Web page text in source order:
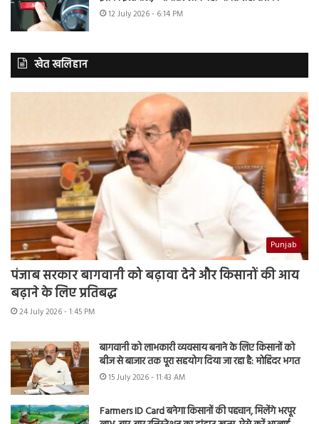
12 July 2026 - 6:14 PM
खेत खलिहान
Punjab
पंजाब सरकार बागवानी को बढ़ावा देने और किसानों की आय
बढ़ाने के लिए प्रतिबद्ध
24 July 2026 - 1:45 PM
बागवानी को लाभकारी व्यवसाय बनाने के लिए किसानों को
बीज से बाजार तक पूरा सहयोग दिया जा रहा है: मोहिंदर भगत
15 July 2026 - 11:43 AM
Farmers ID Card बनेगा किसानों की पहचान, मिलेंगे भरपूर